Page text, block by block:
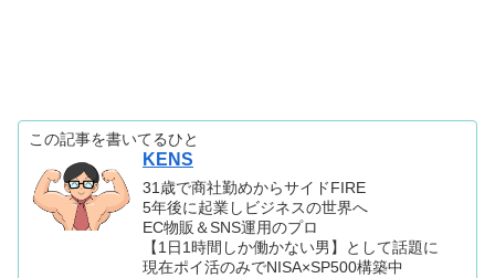
この記事を書いてるひと
KENS
31歳で商社勤めからサイドFIRE
5年後に起業しビジネスの世界へ
EC物販＆SNS運用のプロ
【1日1時間しか働かない男】として話題に
現在ポイ活のみでNISA×SP500構築中